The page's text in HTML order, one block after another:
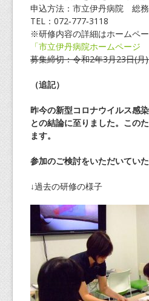
申込方法：市立伊丹病院 総
TEL：072‐777‐3118
※研修内容の詳細はホームペ
「市立伊丹病院ホームページ
募集締切：令和2年3月23日(
（追記）
昨今の新型コロナウイルス感
との結論に至りました。この
ます。
参加のご検討をいただいてい
↓過去の研修の様子